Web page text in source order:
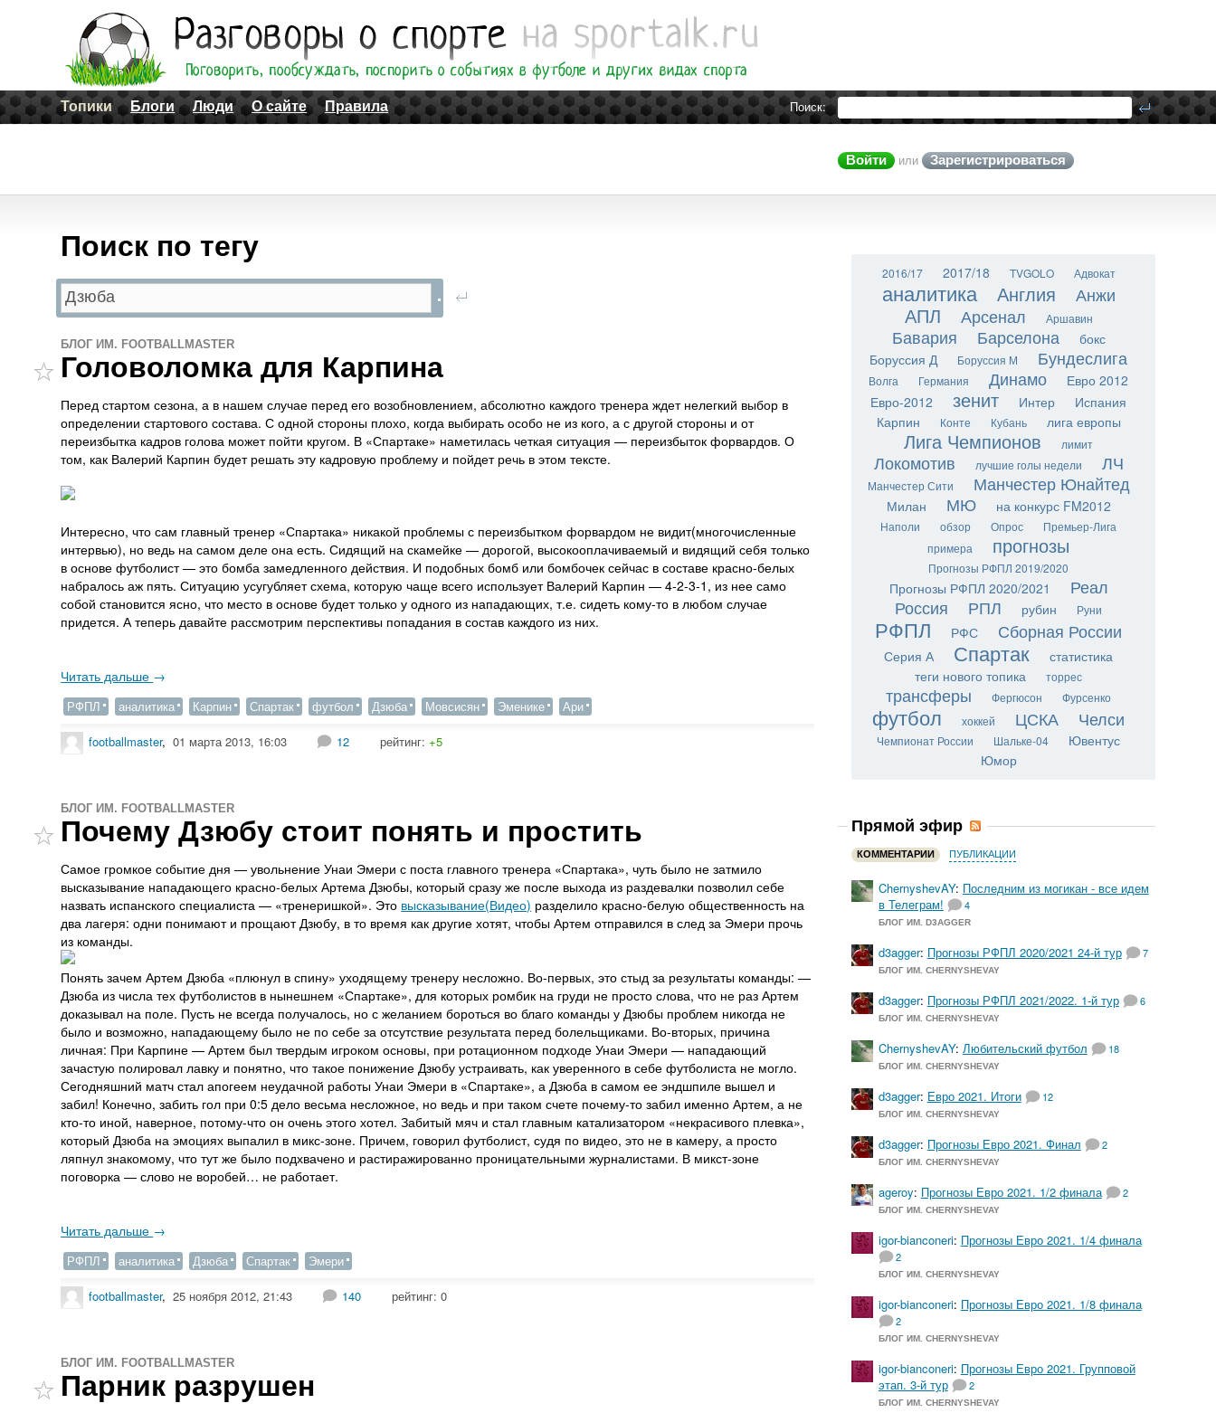
Поиск:
Топики Блоги Люди О сайте Правила
Войти или Зарегистрироваться
Поиск по тегу
БЛОГ ИМ. FOOTBALLMASTER
Головоломка для Карпина
Перед стартом сезона, а в нашем случае перед его возобновлением, абсолютно каждого тренера ждет нелегкий выбор в
определении стартового состава. С одной стороны плохо, когда выбирать особо не из кого, а с другой стороны и от
переизбытка кадров голова может пойти кругом. В «Спартаке» наметилась четкая ситуация — переизбыток форвардов. О
том, как Валерий Карпин будет решать эту кадровую проблему и пойдет речь в этом тексте.
Интересно, что сам главный тренер «Спартака» никакой проблемы с переизбытком форвардом не видит(многочисленные
интервью), но ведь на самом деле она есть. Сидящий на скамейке — дорогой, высокооплачиваемый и видящий себя только
в основе футболист — это бомба замедленного действия. И подобных бомб или бомбочек сейчас в составе красно-белых
набралось аж пять. Ситуацию усугубляет схема, которую чаще всего использует Валерий Карпин — 4-2-3-1, из нее само
собой становится ясно, что место в основе будет только у одного из нападающих, т.е. сидеть кому-то в любом случае
придется. А теперь давайте рассмотрим перспективы попадания в состав каждого из них.
Читать дальше →
РФПЛ аналитика Карпин Спартак футбол Дзюба Мовсисян Эменике Ари
footballmaster, 01 марта 2013, 16:03 12 рейтинг:+5
БЛОГ ИМ. FOOTBALLMASTER
Почему Дзюбу стоит понять и простить
Самое громкое событие дня — увольнение Унаи Эмери с поста главного тренера «Спартака», чуть было не затмило
высказывание нападающего красно-белых Артема Дзюбы, который сразу же после выхода из раздевалки позволил себе
назвать испанского специалиста — «тренеришкой». Это высказывание(Видео) разделило красно-белую общественность на
два лагеря: одни понимают и прощают Дзюбу, в то время как другие хотят, чтобы Артем отправился в след за Эмери прочь
из команды.
Понять зачем Артем Дзюба «плюнул в спину» уходящему тренеру несложно. Во-первых, это стыд за результаты команды: —
Дзюба из числа тех футболистов в нынешнем «Спартаке», для которых ромбик на груди не просто слова, что не раз Артем
доказывал на поле. Пусть не всегда получалось, но с желанием бороться во благо команды у Дзюбы проблем никогда не
было и возможно, нападающему было не по себе за отсутствие результата перед болельщиками. Во-вторых, причина
личная: При Карпине — Артем был твердым игроком основы, при ротационном подходе Унаи Эмери — нападающий
зачастую полировал лавку и понятно, что такое понижение Дзюбу устраивать, как уверенного в себе футболиста не могло.
Сегодняшний матч стал апогеем неудачной работы Унаи Эмери в «Спартаке», а Дзюба в самом ее эндшпиле вышел и
забил! Конечно, забить гол при 0:5 дело весьма несложное, но ведь и при таком счете почему-то забил именно Артем, а не
кто-то иной, наверное, потому-что он очень этого хотел. Забитый мяч и стал главным катализатором «некрасивого плевка»,
который Дзюба на эмоциях выпалил в микс-зоне. Причем, говорил футболист, судя по видео, это не в камеру, а просто
ляпнул знакомому, что тут же было подхвачено и растиражированно проницательными журналистами. В микст-зоне
поговорка — слово не воробей… не работает.
Читать дальше →
РФПЛ аналитика Дзюба Спартак Эмери
footballmaster, 25 ноября 2012, 21:43 140 рейтинг:0
БЛОГ ИМ. FOOTBALLMASTER
Парник разрушен
2016/17 2017/18 TVGOLO Адвокат
аналитика Англия Анжи
АПЛ Арсенал Аршавин
Бавария Барселона
бокс
Боруссия Д
Боруссия М Бундеслига
Волга Германия Динамо
Евро 2012
Евро-2012
зенит Интер
Испания
Карпин
Конте Кубань лига европы
Лига Чемпионов лимит
Локомотив лучшие голы недели ЛЧ
Манчестер Сити Манчестер Юнайтед
Милан МЮ на конкурс FM2012
Наполи обзор Опрос
Премьер-Лига
примера
прогнозы
Прогнозы РФПЛ 2019/2020
Прогнозы РФПЛ 2020/2021
Реал
Россия
РПЛ рубин Руни
РФПЛ РФС Сборная России
Серия А Спартак
статистика
теги нового топика
торрес
трансферы Фергюсон Фурсенко
футбол хоккей ЦСКА Челси
Чемпионат России Шальке-04
Ювентус
Юмор
Прямой эфир
КОММЕНТАРИИ ПУБЛИКАЦИИ
ChernyshevAY: Последним из могикан - все идем
в Телеграм!
4
БЛОГ ИМ. D3AGGER
d3agger: Прогнозы РФПЛ 2020/2021 24-й тур 7
БЛОГ ИМ. CHERNYSHEVAY
d3agger: Прогнозы РФПЛ 2021/2022. 1-й тур 6
БЛОГ ИМ. CHERNYSHEVAY
ChernyshevAY: Любительский футбол 18
БЛОГ ИМ. CHERNYSHEVAY
d3agger: Евро 2021. Итоги 12
БЛОГ ИМ. CHERNYSHEVAY
d3agger: Прогнозы Евро 2021. Финал 2
БЛОГ ИМ. CHERNYSHEVAY
ageroy: Прогнозы Евро 2021. 1/2 финала 2
БЛОГ ИМ. CHERNYSHEVAY
igor-bianconeri: Прогнозы Евро 2021. 1/4 финала
2
БЛОГ ИМ. CHERNYSHEVAY
igor-bianconeri: Прогнозы Евро 2021. 1/8 финала
2
БЛОГ ИМ. CHERNYSHEVAY
igor-bianconeri: Прогнозы Евро 2021. Групповой
этап. 3-й тур
2
БЛОГ ИМ. CHERNYSHEVAY